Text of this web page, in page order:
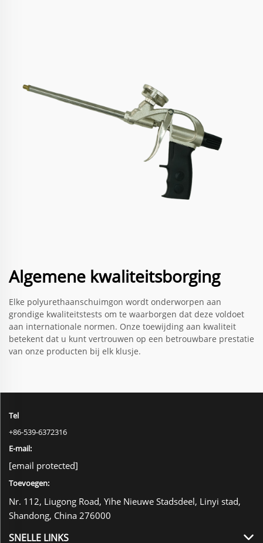
Algemene kwaliteitsborging
Elke polyurethaanschuimgon wordt onderworpen aan
grondige kwaliteitstests om te waarborgen dat deze voldoet
aan internationale normen. Onze toewijding aan kwaliteit
betekent dat u kunt vertrouwen op een betrouwbare prestatie
van onze producten bij elk klusje.
Tel
+86-539-6372316
E-mail:
[email protected]
Toevoegen:
Nr. 112, Liugong Road, Yihe Nieuwe Stadsdeel, Linyi stad,
Shandong, China 276000
SNELLE LINKS